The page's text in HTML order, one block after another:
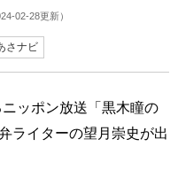
02-28更新）
さナビ
ッポン放送「黒木瞳の
ライターの望月崇史が出